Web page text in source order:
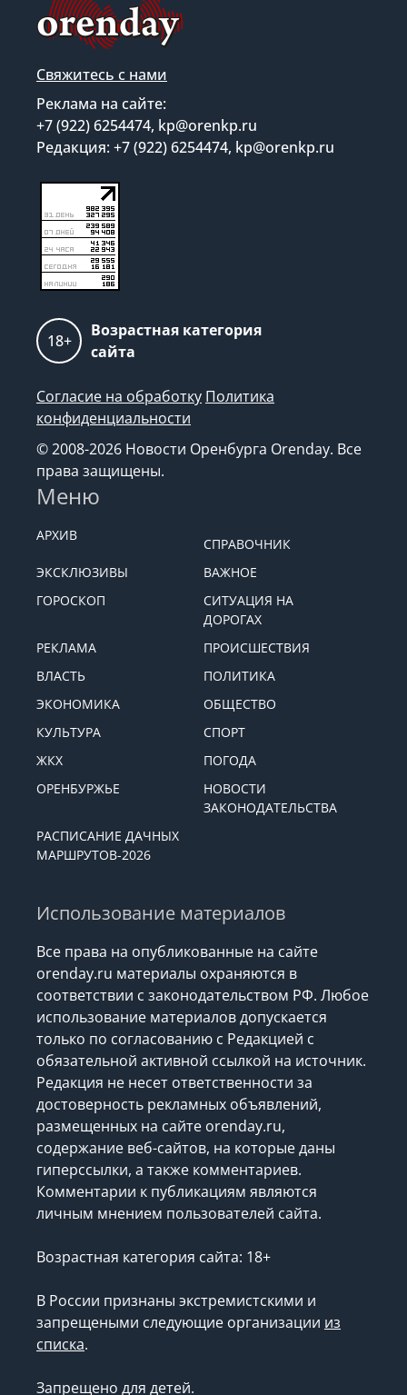
Свяжитесь с нами
Реклама на сайте:
+7 (922) 6254474, kp@orenkp.ru
Редакция: +7 (922) 6254474, kp@orenkp.ru
18+
Возрастная категория
сайта
Согласие на обработку Политика
конфиденциальности
© 2008-2026 Новости Оренбурга Orenday. Все
права защищены.
Меню
АРХИВ
СПРАВОЧНИК
ЭКСКЛЮЗИВЫ
ВАЖНОЕ
ГОРОСКОП
СИТУАЦИЯ НА
ДОРОГАХ
РЕКЛАМА
ПРОИСШЕСТВИЯ
ВЛАСТЬ
ПОЛИТИКА
ЭКОНОМИКА
ОБЩЕСТВО
КУЛЬТУРА
СПОРТ
ЖКХ
ПОГОДА
ОРЕНБУРЖЬЕ
НОВОСТИ
ЗАКОНОДАТЕЛЬСТВА
РАСПИСАНИЕ ДАЧНЫХ
МАРШРУТОВ-2026
Использование материалов
Все права на опубликованные на сайте
orenday.ru материалы охраняются в
соответствии с законодательством РФ. Любое
использование материалов допускается
только по согласованию с Редакцией с
обязательной активной ссылкой на источник.
Редакция не несет ответственности за
достоверность рекламных объявлений,
размещенных на сайте orenday.ru,
содержание веб-сайтов, на которые даны
гиперссылки, а также комментариев.
Комментарии к публикациям являются
личным мнением пользователей сайта.
Возрастная категория сайта: 18+
В России признаны экстремистскими и
запрещеными следующие организации из
списка.
Запрещено для детей.